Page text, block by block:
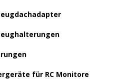
für RC Monitore